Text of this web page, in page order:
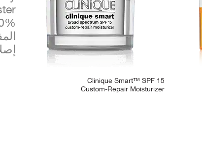
Clinique Smart™ SPF 15
Custom-Repair Moisturizer